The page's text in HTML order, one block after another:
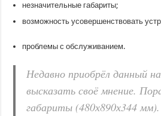
незначительные габариты;
возможность усовершенствовать
проблемы с обслуживанием.
Недавно приобрёл данный
высказать своё мнение.
габариты (480х890х344